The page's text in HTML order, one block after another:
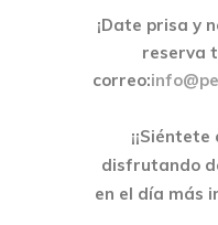
¡Date prisa y
reserva
correo:
disfrutando
en el día más